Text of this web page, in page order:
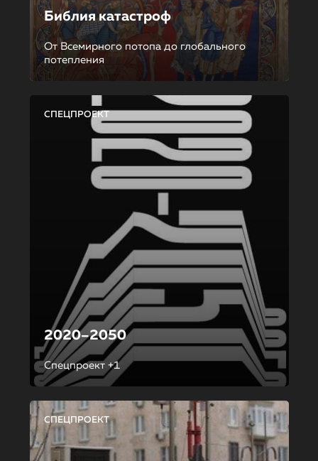
Библия катастроф
От Всемирного потопа до глобального
потепления
СПЕЦПРОЕКТ
2020–2050
Спецпроект +1
СПЕЦПРОЕКТ